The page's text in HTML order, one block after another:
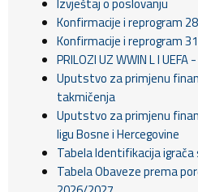
Konfirmacije i reprogram
Konfirmacije i reprogram
PRILOZI UZ WWIN L I UEFA
Uputstvo za primjenu
takmičenja
Uputstvo za primjenu
ligu Bosne i Hercegovine
Tabela Identifikacija
Tabela Obaveze prema